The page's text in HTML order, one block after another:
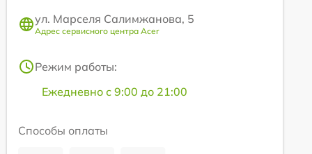
ул. Марселя Салимжанова, 5
Адрес сервисного центра Acer
Режим работы:
Ежедневно с 9:00 до 21:00
Способы оплаты